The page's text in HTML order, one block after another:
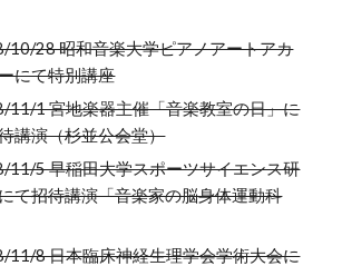
10/28 昭和音楽大学ピアノアートアカ
にて特別講座
11/1 宮地楽器主催「音楽教室の日」に
講演（杉並公会堂）
11/5 早稲田大学スポーツサイエンス研
て招待講演「音楽家の脳身体運動科
11/8 日本臨床神経生理学会学術大会に